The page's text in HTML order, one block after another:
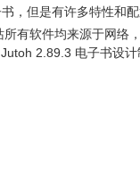
，但是有许多特性和
有软件均来源于网络
Jutoh 2.89.3 电子书设